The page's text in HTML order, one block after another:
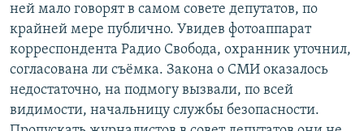
ней мало говорят в самом совете депутатов, по
крайней мере публично. Увидев фотоаппарат
корреспондента Радио Свобода, охранник уточнил,
согласована ли съёмка. Закона о СМИ оказалось
недостаточно, на подмогу вызвали, по всей
видимости, начальницу службы безопасности.